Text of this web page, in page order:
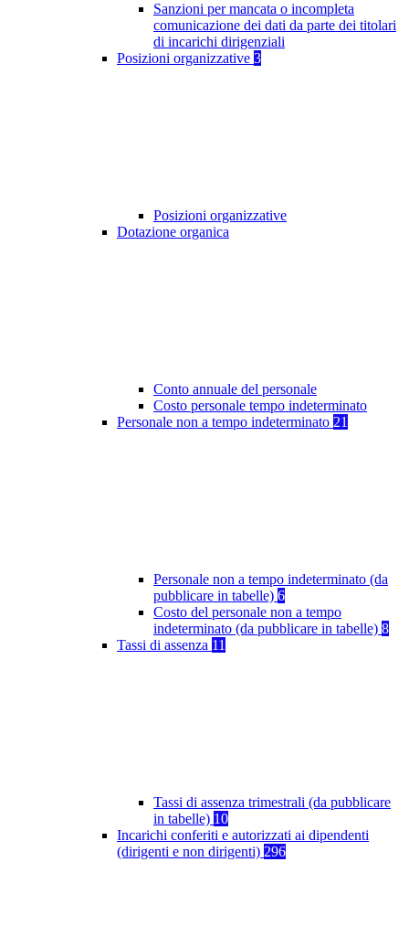
Sanzioni per mancata o incompleta
comunicazione dei dati da parte dei titolari
di incarichi dirigenziali
Posizioni organizzative 3
Posizioni organizzative
Dotazione organica
Conto annuale del personale
Costo personale tempo indeterminato
Personale non a tempo indeterminato 21
Personale non a tempo indeterminato (da
pubblicare in tabelle) 6
Costo del personale non a tempo
indeterminato (da pubblicare in tabelle) 8
Tassi di assenza 11
Tassi di assenza trimestrali (da pubblicare
in tabelle) 10
Incarichi conferiti e autorizzati ai dipendenti
(dirigenti e non dirigenti) 296